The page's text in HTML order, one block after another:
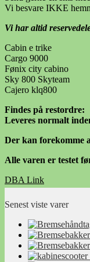
Vi besvare IKKE
Vi har altid
Cabin e trike
Cargo 9000
Fønix city cabino
Sky 800 Skyteam
Cajero klq800
Findes på restordre:
Leveres normalt
Der kan forekomme
Alle varen er testet
DBA Link
Facebook Link
Senest viste varer